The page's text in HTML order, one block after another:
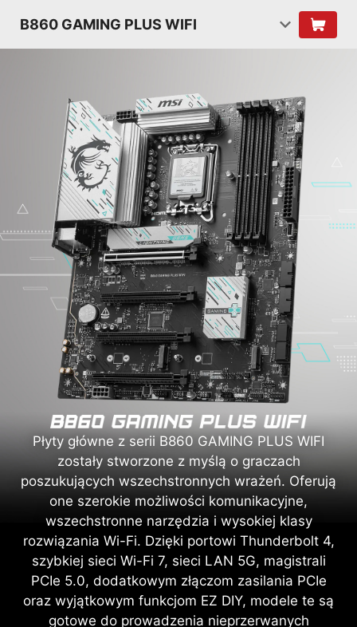
B860 GAMING PLUS WIFI
Płyty główne z serii B860 GAMING PLUS WIFI
zostały stworzone z myślą o graczach
poszukujących wszechstronnych wrażeń. Oferują
one szerokie możliwości komunikacyjne,
wszechstronne narzędzia i wysokiej klasy
rozwiązania Wi-Fi. Dzięki portowi Thunderbolt 4,
szybkiej sieci Wi-Fi 7, sieci LAN 5G, magistrali
PCIe 5.0, dodatkowym złączom zasilania PCIe
oraz wyjątkowym funkcjom EZ DIY, modele te są
gotowe do prowadzenia nieprzerwanych